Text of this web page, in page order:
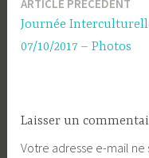
Navigation
de
ARTICLE PRÉCÉDENT
Journée
07/10/2017 – Photos
Laisser un
Votre adresse e-mail ne